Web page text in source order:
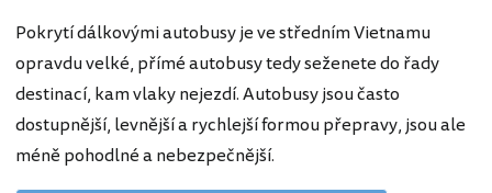
Pokrytí dálkovými autobusy je ve středním Vietnamu
opravdu velké, přímé autobusy tedy seženete do řady
destinací, kam vlaky nejezdí. Autobusy jsou často
dostupnější, levnější a rychlejší formou přepravy, jsou ale
méně pohodlné a nebezpečnější.